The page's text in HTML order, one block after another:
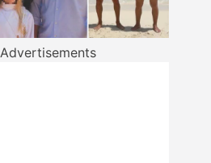
Advertisements